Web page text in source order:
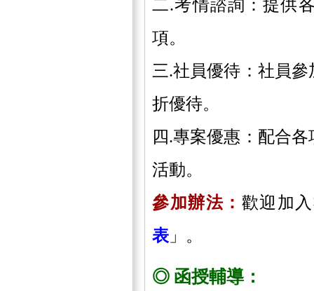
二.考情諮詢：提供
項。
三.社員優待：社員
折優待。
四.專案優惠：配合
活動。
參加辦法： 歡迎加
表 」。
◎ 函授輔導：